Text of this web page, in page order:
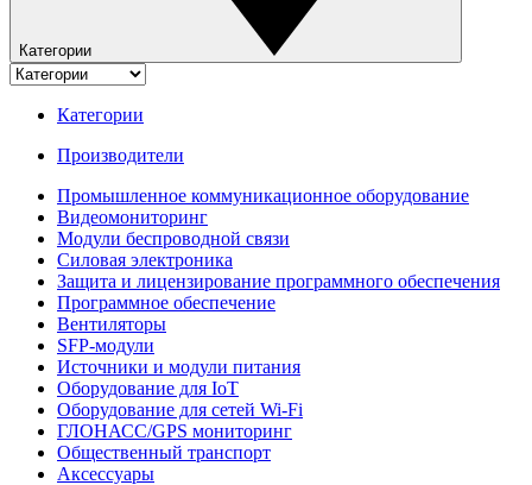
Категории
Категории
Производители
Промышленное коммуникационное оборудование
Видеомониторинг
Модули беспроводной связи
Силовая электроника
Защита и лицензирование программного обеспечения
Программное обеспечение
Вентиляторы
SFP-модули
Источники и модули питания
Оборудование для IoT
Оборудование для сетей Wi-Fi
ГЛОНАСС/GPS мониторинг
Общественный транспорт
Аксессуары